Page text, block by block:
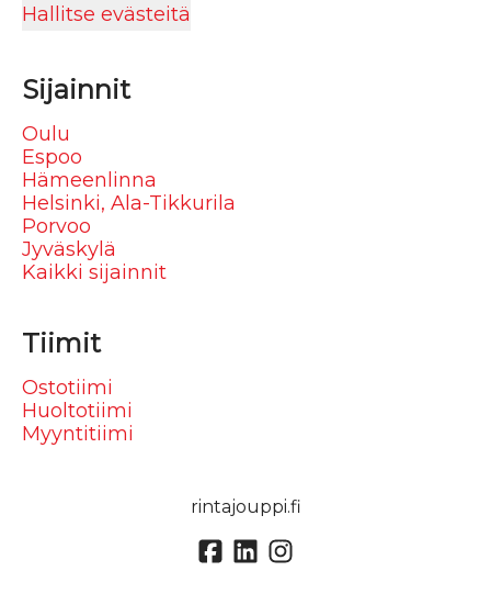
Hallitse evästeitä
Sijainnit
Oulu
Espoo
Hämeenlinna
Helsinki, Ala-Tikkurila
Porvoo
Jyväskylä
Kaikki sijainnit
Tiimit
Ostotiimi
Huoltotiimi
Myyntitiimi
rintajouppi.fi